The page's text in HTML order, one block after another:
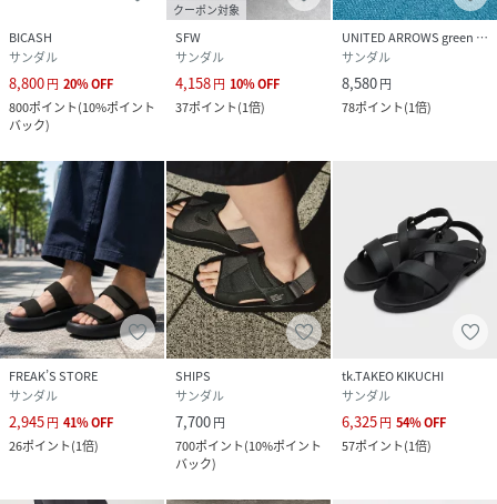
BICASH
サンダル
8,800円 20%OFF
800ポイント(10%ポイント
バック)
クーポン対象
SFW
サンダル
4,158円 10%OFF
37ポイント(1倍)
UNITED ARROWS green label relaxing
サンダル
8,580円
78ポイント(1倍)
FREAK’S STORE
サンダル
2,945円 41%OFF
26ポイント(1倍)
SHIPS
サンダル
7,700円
700ポイント(10%ポイント
バック)
tk.TAKEO KIKUCHI
サンダル
6,325円 54%OFF
57ポイント(1倍)